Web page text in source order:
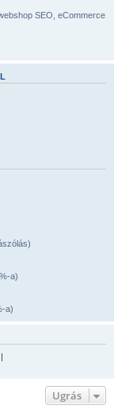
SEO, eCommerce
a)
a)
|
Ugrás